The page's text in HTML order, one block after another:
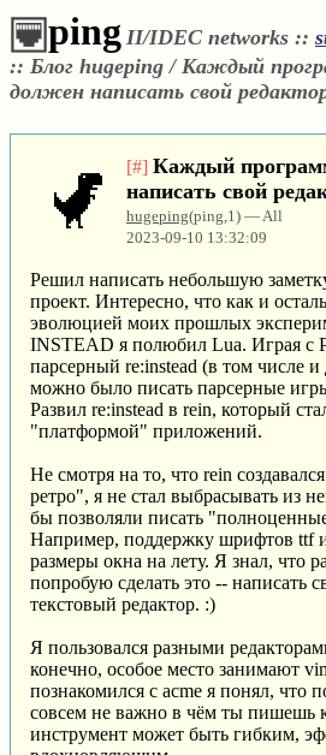
ping II/IDEC networks ::
:: Блог hugeping / Каждый
должен написать свой
[#] Каждый
написать свой
hugeping(ping,1) — All
2023-09-10 13:32:09
Решил написать небольшую
проект. Интересно, что как и
эволюцией моих прошлых
INSTEAD я полюбил Lua. Играя с
парсерный re:instead (в том числе и
можно было писать парсерные
Развил re:instead в rein, который
"платформой" приложений.
Не смотря на то, что rein
ретро", я не стал выбрасывать из
бы позволяли писать
Например, поддержку шрифтов ttf
размеры окна на лету. Я знал, что
попробую сделать это -- написать
текстовый редактор. :)
Я пользовался разными
конечно, особое место занимают
познакомился с acme я понял, что
совсем не важно в чём ты пишешь
инструмент может быть гибким,